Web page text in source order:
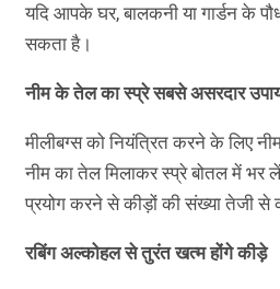
यदि आपके घर, बालकनी या गार्डन के
सकता है।
नीम के तेल का स्प्रे सबसे असरदार
मीलीबग्स को नियंत्रित करने के लिए
नीम का तेल मिलाकर स्प्रे बोतल में भर
प्रयोग करने से कीड़ों की संख्या तेजी से
रबिंग अल्कोहल से तुरंत खत्म होंगे कीड़े